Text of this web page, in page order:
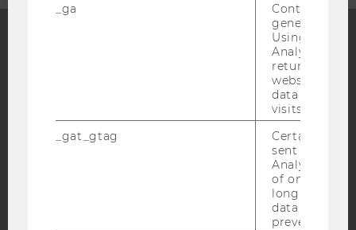
Blog
Bluesky
_ga
Contains a
generated
Using this
Analytics can
returning
website and
data from
visits.
_gat_gtag
Certain data
sent to
Analytics a
of once per
long as it is
data
prevented.